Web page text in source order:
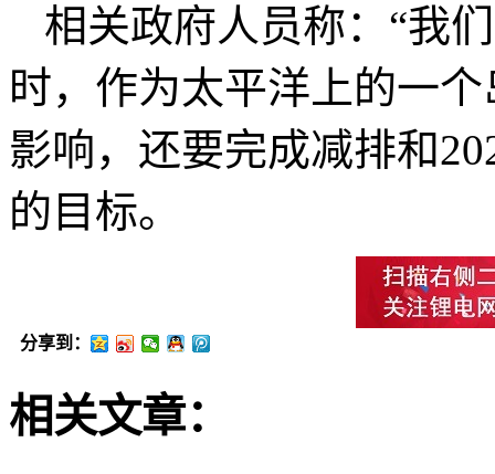
相关政府人员称：“我
时，作为太平洋上的一
影响，还要完成减排和
的目标。
分享到：
相关文章：